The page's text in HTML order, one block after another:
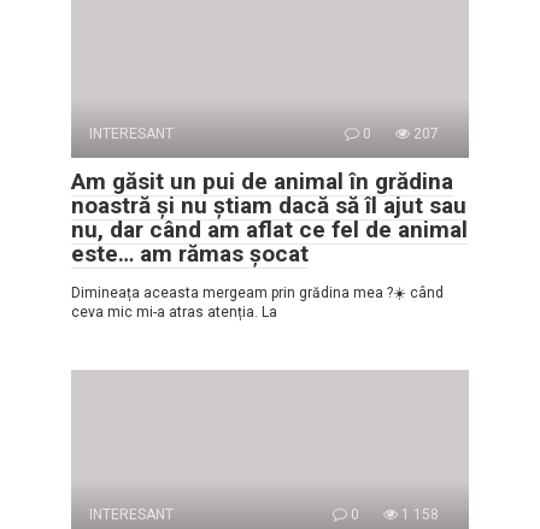
INTERESANT 0 207
Am găsit un pui de animal în grădina
noastră și nu știam dacă să îl ajut sau
nu, dar când am aflat ce fel de animal
este… am rămas șocat
Dimineața aceasta mergeam prin grădina mea ?☀️ când
ceva mic mi-a atras atenția. La
INTERESANT 0 1 158